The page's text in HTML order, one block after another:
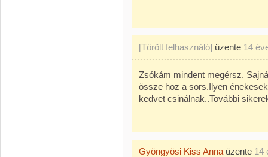
[Törölt felhasználó] üzente 14
Zsókám mindent megérsz.
össze hoz a sors.Ilyen
kedvet csinálnak..További
Gyöngyösi Kiss Anna üzente 14